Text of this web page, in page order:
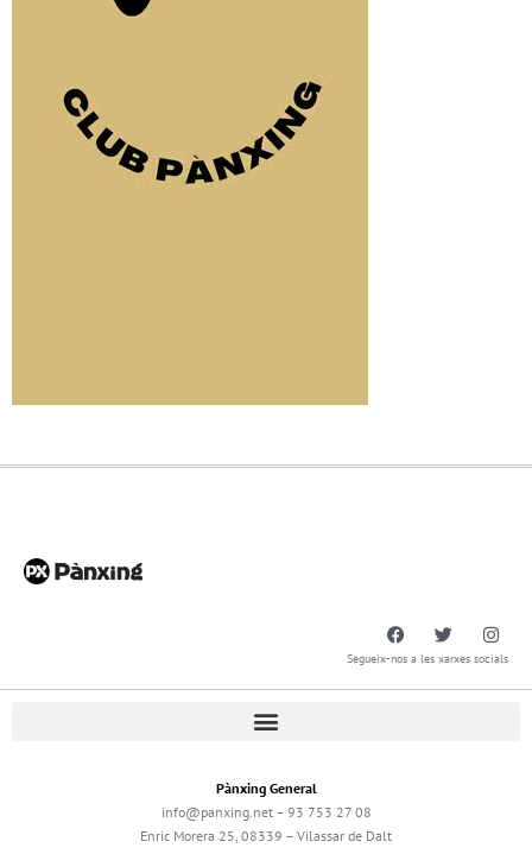
Segueix-nos a les xarxes socials
Pànxing General
info@panxing.net – 93 753 27 08
Enric Morera 25, 08339 – Vilassar de Dalt